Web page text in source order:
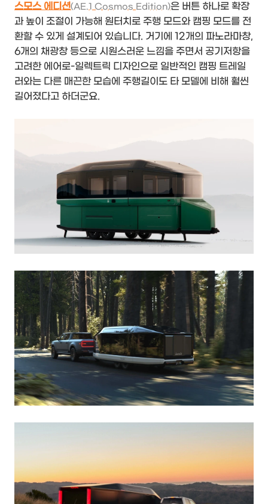
스모스 에디션(AE.1 Cosmos Edition)은 버튼 하나로 확장
과 높이 조절이 가능해 원터치로 주행 모드와 캠핑 모드를 전
환할 수 있게 설계되어 있습니다. 거기에 12개의 파노라마창,
6개의 채광창 등으로 시원스러운 느낌을 주면서 공기저항을
고려한 에어로-일렉트릭 디자인으로 일반적인 캠핑 트레일
러와는 다른 매끈한 모습에 주행길이도 타 모델에 비해 훨씬
길어졌다고 하더군요.